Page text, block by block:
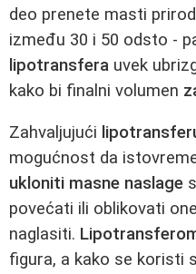
deo prenete masti
između 30 i 50 odsto -
lipotransfera uvek
kako bi finalni volumen
Zahvaljujući
mogućnost da
ukloniti masne naslage
povećati ili oblikovati
naglasiti.
figura, a kako se koristi